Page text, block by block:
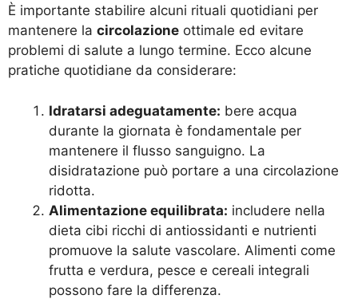
È importante stabilire alcuni rituali quotidiani per
mantenere la circolazione ottimale ed evitare
problemi di salute a lungo termine. Ecco alcune
pratiche quotidiane da considerare:
Idratarsi adeguatamente: bere acqua
durante la giornata è fondamentale per
mantenere il flusso sanguigno. La
disidratazione può portare a una circolazione
ridotta.
Alimentazione equilibrata: includere nella
dieta cibi ricchi di antiossidanti e nutrienti
promuove la salute vascolare. Alimenti come
frutta e verdura, pesce e cereali integrali
possono fare la differenza.